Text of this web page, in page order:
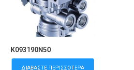
K093190N50
ΔΙΑΒΆΣΤΕ ΠΕΡΙΣΣΌΤΕΡΑ